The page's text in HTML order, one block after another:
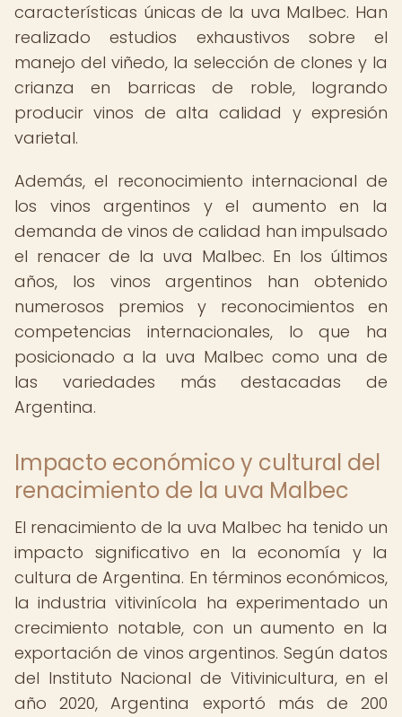
características únicas de la uva Malbec. Han
realizado estudios exhaustivos sobre el
manejo del viñedo, la selección de clones y la
crianza en barricas de roble, logrando
producir vinos de alta calidad y expresión
varietal.
Además, el reconocimiento internacional de
los vinos argentinos y el aumento en la
demanda de vinos de calidad han impulsado
el renacer de la uva Malbec. En los últimos
años, los vinos argentinos han obtenido
numerosos premios y reconocimientos en
competencias internacionales, lo que ha
posicionado a la uva Malbec como una de
las variedades más destacadas de
Argentina.
Impacto económico y cultural del
renacimiento de la uva Malbec
El renacimiento de la uva Malbec ha tenido un
impacto significativo en la economía y la
cultura de Argentina. En términos económicos,
la industria vitivinícola ha experimentado un
crecimiento notable, con un aumento en la
exportación de vinos argentinos. Según datos
del Instituto Nacional de Vitivinicultura, en el
año 2020, Argentina exportó más de 200